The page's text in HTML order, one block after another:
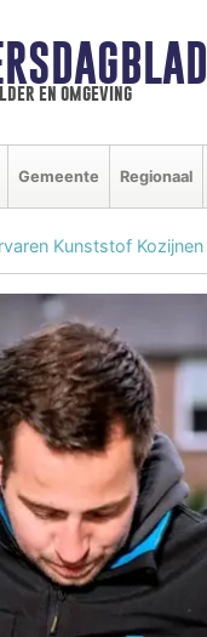
en omgeving
Gemeente Regionaal
Kunststof